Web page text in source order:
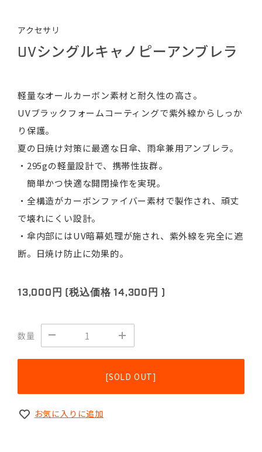
アクセサリ
UVシングルキャノピーアンブレラ
軽量なオールカーボン素材と耐久性の高さ。
UVブラックフォームコーティングで紫外線からしっか
り保護。
夏の日焼け対策に最適な日傘、雨傘兼用アンブレラ。
・295gの軽量設計で、携帯性抜群。
簡単かつ快適な開閉操作を実現。
・全構造がカーボンファイバー素材で製作され、頑丈
で壊れにくい設計。
・傘内部にはUV暗幕処理が施され、紫外線を完全に遮
断。日焼け防止に効果的。
13,000円 (税込価格14,300円 )
数量
[SOLD OUT]
お気に入りに追加